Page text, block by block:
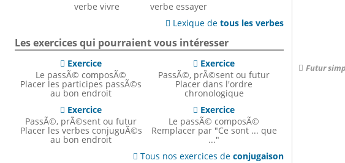
Futur
verbe vivre
verbe essayer
 Lexique detous les verbes
Les exercices qui pourraient vous intéresser
 Exercice
Le passÃ© composÃ©
Placer les participes passÃ©s
au bon endroit
 Exercice
PassÃ©, prÃ©sent ou futur
Placer dans l'ordre
chronologique
 Exercice
PassÃ©, prÃ©sent ou futur
Placer les verbes conjuguÃ©s
au bon endroit
 Exercice
Le passÃ© composÃ©
Remplacer par "Ce sont ... que
..."
 Tous nos exercices deconjugaison